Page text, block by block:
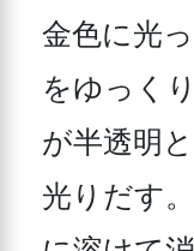
金色に光
をゆっく
が半透明
光りだす